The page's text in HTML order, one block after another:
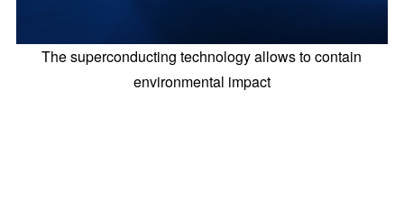
The superconducting technology allows to contain
environmental impact